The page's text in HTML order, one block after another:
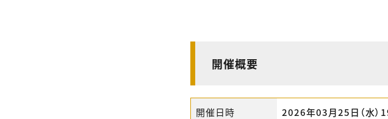
開催概要
開催日時 2026年03月25日（水